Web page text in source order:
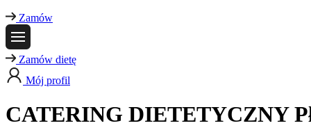
Zamów
Zamów dietę
Mój profil
CATERING DIETETYCZNY